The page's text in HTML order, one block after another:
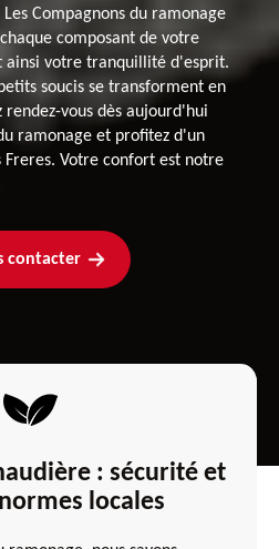
Compagnons du ramonage
composant de votre
ainsi votre tranquillité d'esprit.
soucis se transforment en
rendez-vous dès aujourd'hui
ramonage et profitez d'un
Freres. Votre confort est notre
contacter
: sécurité et
locales